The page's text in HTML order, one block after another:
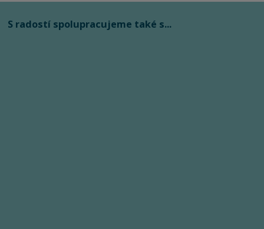
S radostí spolupracujeme také s...